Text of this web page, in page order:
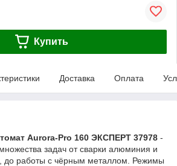
Купить
Доставка Оплата
Aurora-Pro 160 ЭКСПЕРТ 37978 -
задач от сварки алюминия и
до работы с чёрным металлом. Режимы